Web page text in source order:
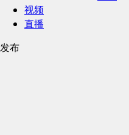
视频
直播
发布